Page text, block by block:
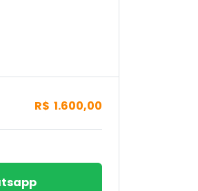
R$ 1.600,00